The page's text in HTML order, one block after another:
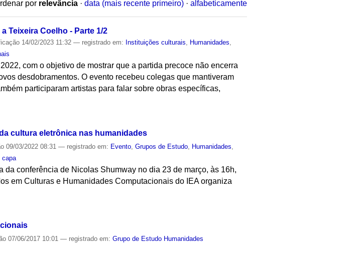
por relevância · data (mais recente primeiro) · alfabeticamente
Teixeira Coelho - Parte 1/2
14/02/2023 11:32— registrado em: Instituições culturais Humanidades
com o objetivo de mostrar que a partida precoce não encerra
desdobramentos. O evento recebeu colegas que mantiveram
participaram artistas para falar sobre obras específicas,
cultura eletrônica nas humanidades
09/03/2022 08:31— registrado em: Evento ,Grupos de Estudo Humanidades
,capa
conferência de Nicolas Shumway no dia 23 de março, às 16h,
em Culturas e Humanidades Computacionais do IEA organiza
07/06/2017 10:01— registrado em:Grupo de Estudo Humanidades